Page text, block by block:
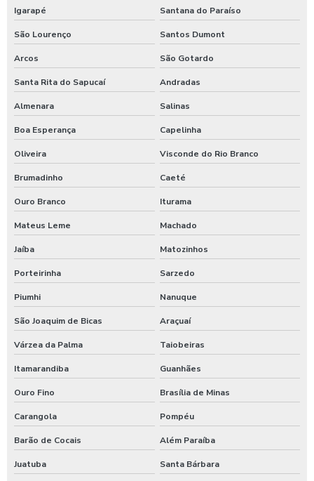
Polímero catiônico tratamento de água
Posto com aspirador self service
Posto com aspirador self service sp
Posto de lavagem de caminhões
Preço de controlador de banho
Produto para higienização interna de veiculos
Produtos para lavagem de caminhões
Produtos para limpeza interna automotiva
Produtos quimico para lavagem de caminhão
Shampoo carros com cera
Shampoo para lavagem de carros
Shampoo de lavar carros
Shampoozeira a ar
Shampoozeira automotiva
Shampoozeira automotiva manual
Shampoozeira automotiva pneumática
Shampoozeira automotiva profissional
Igarapé Santana do Paraíso
São Lourenço Santos Dumont
Arcos São Gotardo
Santa Rita do Sapucaí Andradas
Almenara Salinas
Boa Esperança Capelinha
Oliveira Visconde do Rio Branco
Brumadinho Caeté
Ouro Branco Iturama
Mateus Leme Machado
Jaíba Matozinhos
Porteirinha Sarzedo
Piumhi Nanuque
São Joaquim de Bicas Araçuaí
Várzea da Palma Taiobeiras
Itamarandiba Guanhães
Ouro Fino Brasília de Minas
Carangola Pompéu
Barão de Cocais Além Paraíba
Juatuba Santa Bárbara